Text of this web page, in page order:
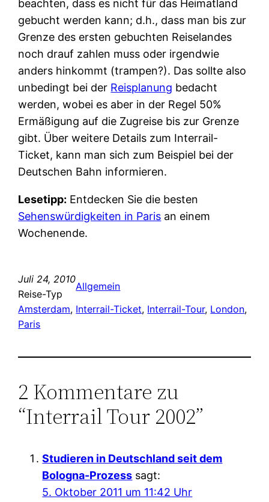
beachten, dass es nicht für das Heimatland
gebucht werden kann; d.h., dass man bis zur
Grenze des ersten gebuchten Reiselandes
noch drauf zahlen muss oder irgendwie
anders hinkommt (trampen?). Das sollte also
unbedingt bei der Reisplanung bedacht
werden, wobei es aber in der Regel 50%
Ermäßigung auf die Zugreise bis zur Grenze
gibt. Über weitere Details zum Interrail-
Ticket, kann man sich zum Beispiel bei der
Deutschen Bahn informieren.
Lesetipp: Entdecken Sie die besten
Sehenswürdigkeiten in Paris an einem
Wochenende.
Juli 24, 2010
Reise-Typ
Allgemein
Amsterdam, Interrail-Ticket, Interrail-Tour, London
Paris
2 Kommentare zu
“Interrail Tour 2002”
Studieren in Deutschland seit dem
Bologna-Prozess sagt:
5. Oktober 2011 um 11:42 Uhr